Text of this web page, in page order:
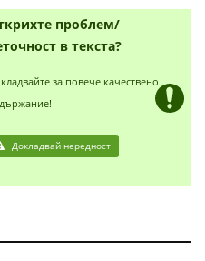
проблем/
в текста?
за повече качествено
Докладвай нередност